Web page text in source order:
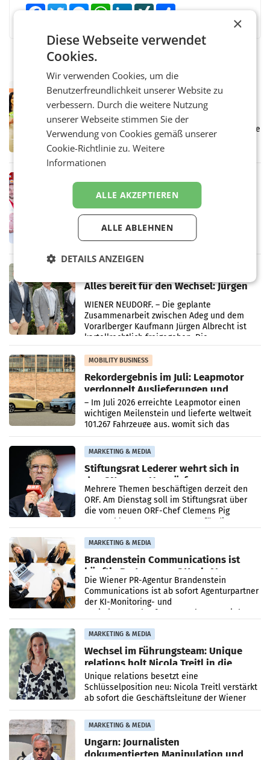
FacebookTwitter MessengerWhatsAppLinkedInXING
Eine Bühne für Zirkularität: ARA und
Müller informieren am POS über
Kreislauffähigkeit
Über den gesamten August hinweg rücken die
Altstoff Recycling Austria AG (ARA) und der
Handelskonzern Müller die Initiative
„Kreislauf-Helden“ in allen österreichischen
Penny modernisiert zwei Filialen in
Ober- und Niederösterreich
WIENER NEUDORF. – Im Rahmen einer
laufenden Modernisierungsoffensive
erneuert Penny zwei Filialen in Nieder- und
in Haag sowie im rund
Alles bereit für den Wechsel: Jürgen
Albrecht setzt ab 1.1.2027 auf Adeg
WIENER NEUDORF. – Die geplante
Zusammenarbeit zwischen Adeg und dem
Vorarlberger Kaufmann Jürgen Albrecht ist
kartellrechtlich freigegeben: Die
Bundeswettbewerbsbehörde und der
Bundeskartellanwalt
MOBILITY BUSINESS
Rekordergebnis im Juli: Leapmotor
verdoppelt Auslieferungen und
überschreitet die 100.000er-Marke
– Im Juli 2026 erreichte Leapmotor einen
wichtigen Meilenstein und lieferte weltweit
101.267 Fahrzeuge aus, womit sich das
Ergebnis gegenüber Juli 2025 mehr als
verdoppelte (+102
MARKETING & MEDIA
Stiftungsrat Lederer wehrt sich in
den SN gegen Vorwürfe
Mehrere Themen beschäftigen derzeit den
ORF. Am Dienstag soll im Stiftungsrat über
die vom neuen ORF-Chef Clemens Pig
vorgeschlagenen Besetzungen für die
MARKETING & MEDIA
Brandenstein Communications ist
künftig Partner von OtterlyAI
Die Wiener PR-Agentur Brandenstein
Communications ist ab sofort Agenturpartner
der KI-Monitoring- und
Optimierungsplattform OtterlyAI. Damit baut
MARKETING & MEDIA
Wechsel im Führungsteam: Unique
relations holt Nicola Treitl in die
Geschäftsleitung
Unique relations besetzt eine
Schlüsselposition neu: Nicola Treitl verstärkt
ab sofort die Geschäftsleitung der Wiener
PR-Agentur an der Seite von Josef Kalina und
Anna Kalina-Mahr.
MARKETING & MEDIA
Ungarn: Journalisten
dokumentierten Manipulation und
×
Diese Webseite verwendet
Cookies.
Wir verwenden Cookies, um die
Benutzerfreundlichkeit unserer Website zu
verbessern. Durch die weitere Nutzung
unserer Webseite stimmen Sie der
Verwendung von Cookies gemäß unserer
Cookie-Richtlinie zu.Weitere
Informationen
ALLE AKZEPTIEREN
ALLE ABLEHNEN
DETAILS ANZEIGEN